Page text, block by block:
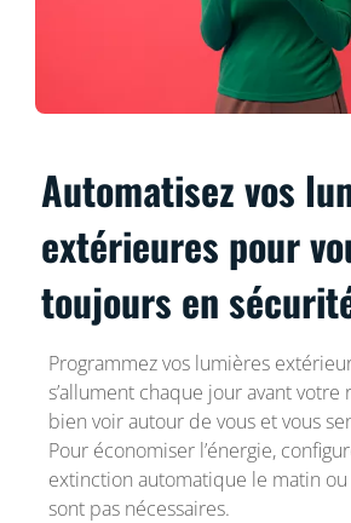
Automatisez vos
extérieures pour
toujours en
Programmez vos lumières
s’allument chaque jour avant votre
bien voir autour de vous et vous
Pour économiser l’énergie,
extinction automatique le matin ou
sont pas nécessaires.